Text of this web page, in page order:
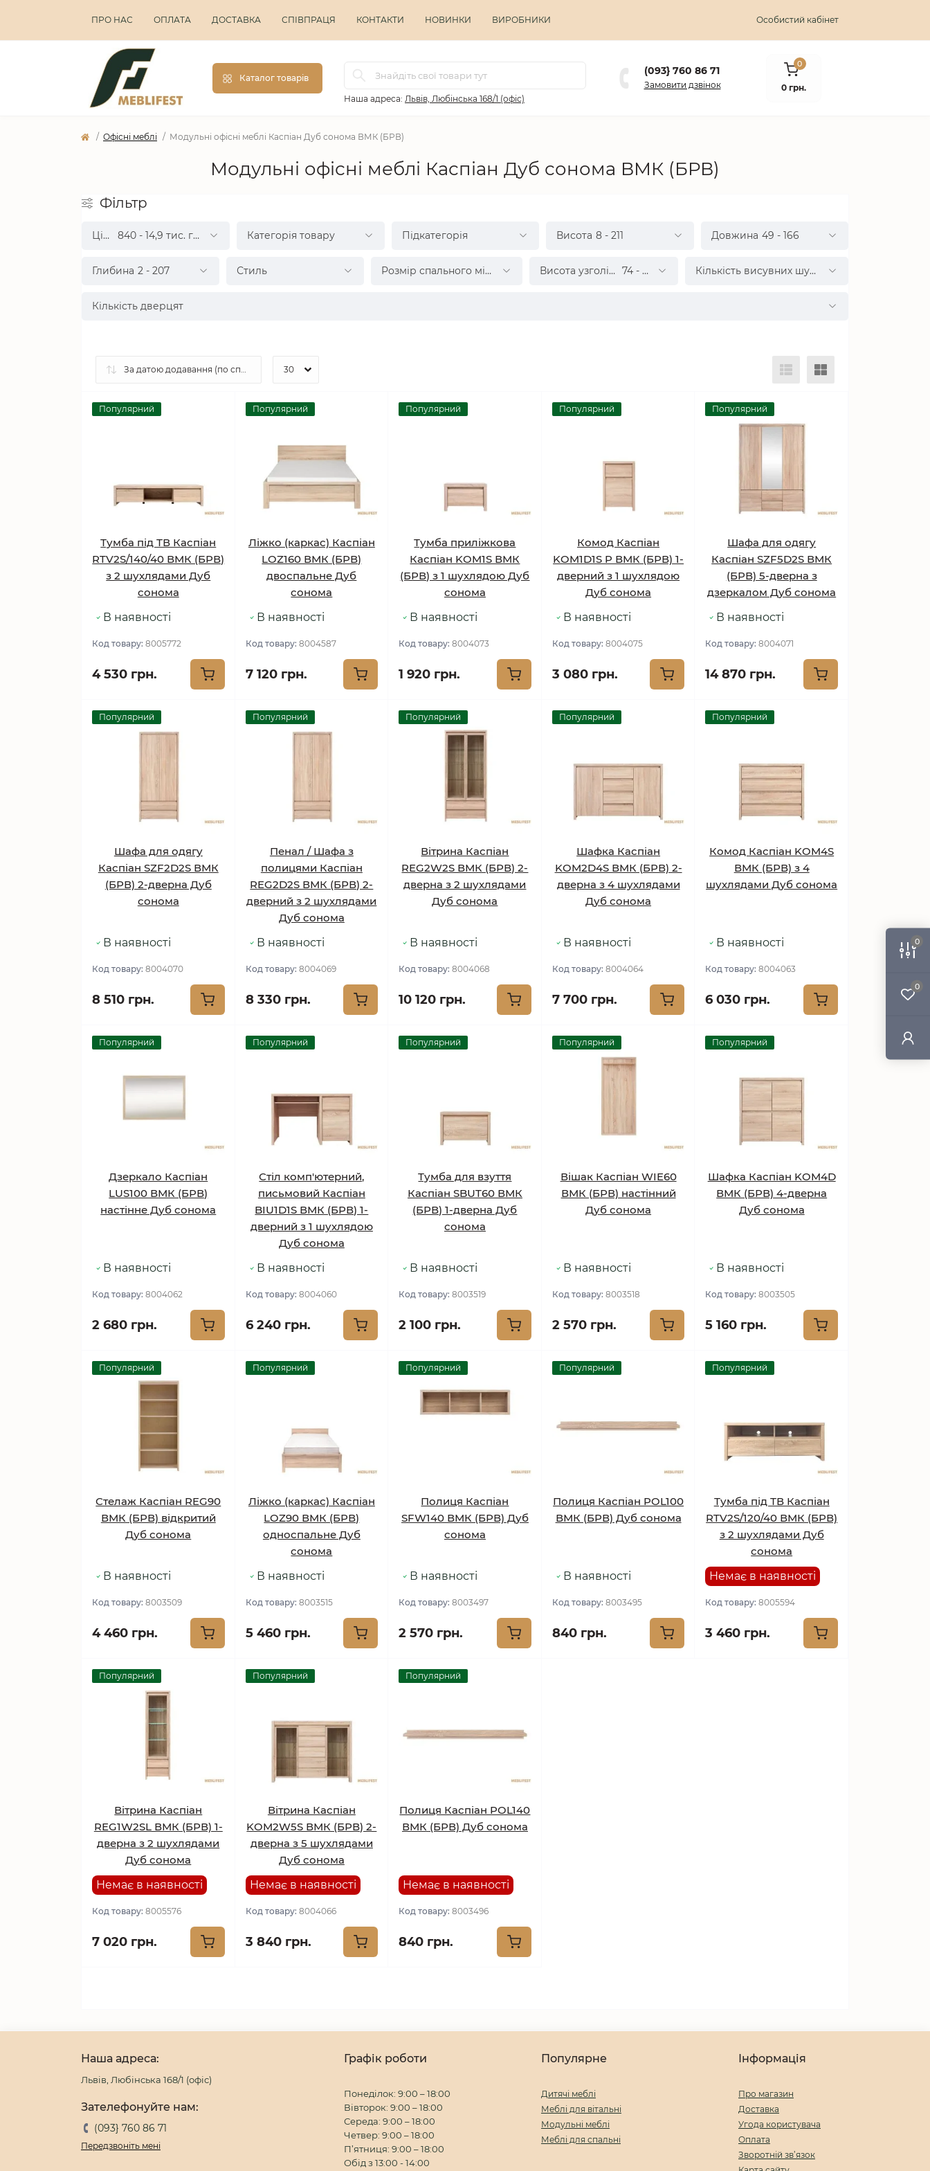
0
0
ПРО НАС ОПЛАТА ДОСТАВКА СПІВПРАЦЯ КОНТАКТИ НОВИНКИ ВИРОБНИКИ Особистий кабінет
Каталог товарів
Наша адреса: Львів, Любінська 168/1 (офіс)
(093} 760 86 71
Замовити дзвінок
0
0 грн.
Офісні меблі Модульні офісні меблі Каспіан Дуб сонома ВМК (БРВ)
Модульні офісні меблі Каспіан Дуб сонома ВМК (БРВ)
Фільтр
840- 14,9 тис. грн.
Ціна Категорія товару Підкатегорія 8 -211
Висота 49 - 166
Довжина
2 - 207
Глибина Стиль Розмір спального місця 74 - 96
Висота узголів'я Кількість висувних шухляд
Кількість дверцят
Популярний
Тумба під ТВ Каспіан
RTV2S/140/40 ВМК (БРВ)
з 2 шухлядами Дуб
сонома
В наявності
Код товару: 8005772
4 530 грн.
Популярний
Ліжко (каркас) Каспіан
LOZ160 ВМК (БРВ)
двоспальне Дуб
сонома
В наявності
Код товару: 8004587
7 120 грн.
Популярний
Тумба приліжкова
Каспіан KOM1S ВМК
(БРВ) з 1 шухлядою Дуб
сонома
В наявності
Код товару:8004073
1 920 грн.
Популярний
Комод Каспіан
KOM1D1S P ВМК (БРВ) 1-
дверний з 1 шухлядою
Дуб сонома
В наявності
Код товару: 8004075
3 080 грн.
Популярний
Шафа для одягу
Каспіан SZF5D2S ВМК
(БРВ) 5-дверна з
дзеркалом Дуб сонома
В наявності
Код товару:8004071
14 870 грн.
Популярний
Шафа для одягу
Каспіан SZF2D2S ВМК
(БРВ) 2-дверна Дуб
сонома
В наявності
Код товару: 8004070
8 510 грн.
Популярний
Пенал / Шафа з
полицями Каспіан
REG2D2S ВМК (БРВ) 2-
дверний з 2 шухлядами
Дуб сонома
В наявності
Код товару: 8004069
8 330 грн.
Популярний
Вітрина Каспіан
REG2W2S ВМК (БРВ) 2-
дверна з 2 шухлядами
Дуб сонома
В наявності
Код товару:8004068
10 120 грн.
Популярний
Шафка Каспіан
KOM2D4S ВМК (БРВ) 2-
дверна з 4 шухлядами
Дуб сонома
В наявності
Код товару: 8004064
7 700 грн.
Популярний
Комод Каспіан KOM4S
ВМК (БРВ) з 4
шухлядами Дуб сонома
В наявності
Код товару:8004063
6 030 грн.
Популярний
Дзеркало Каспіан
LUS100 ВМК (БРВ)
настінне Дуб сонома
В наявності
Код товару: 8004062
2 680 грн.
Популярний
Стіл комп'ютерний,
письмовий Каспіан
BIU1D1S ВМК (БРВ) 1-
дверний з 1 шухлядою
Дуб сонома
В наявності
Код товару: 8004060
6 240 грн.
Популярний
Тумба для взуття
Каспіан SBUT60 ВМК
(БРВ) 1-дверна Дуб
сонома
В наявності
Код товару:8003519
2 100 грн.
Популярний
Вішак Каспіан WIE60
ВМК (БРВ) настінний
Дуб сонома
В наявності
Код товару: 8003518
2 570 грн.
Популярний
Шафка Каспіан KOM4D
ВМК (БРВ) 4-дверна
Дуб сонома
В наявності
Код товару:8003505
5 160 грн.
Популярний
Стелаж Каспіан REG90
ВМК (БРВ) відкритий
Дуб сонома
В наявності
Код товару: 8003509
4 460 грн.
Популярний
Ліжко (каркас) Каспіан
LOZ90 ВМК (БРВ)
односпальне Дуб
сонома
В наявності
Код товару: 8003515
5 460 грн.
Популярний
Полиця Каспіан
SFW140 ВМК (БРВ) Дуб
сонома
В наявності
Код товару:8003497
2 570 грн.
Популярний
Полиця Каспіан POL100
ВМК (БРВ) Дуб сонома
В наявності
Код товару: 8003495
840 грн.
Популярний
Тумба під ТВ Каспіан
RTV2S/120/40 ВМК (БРВ)
з 2 шухлядами Дуб
сонома
Немає в наявності
Код товару:8005594
3 460 грн.
Популярний
Вітрина Каспіан
REG1W2SL ВМК (БРВ) 1-
дверна з 2 шухлядами
Дуб сонома
Немає в наявності
Код товару: 8005576
7 020 грн.
Популярний
Вітрина Каспіан
KOM2W5S ВМК (БРВ) 2-
дверна з 5 шухлядами
Дуб сонома
Немає в наявності
Код товару: 8004066
3 840 грн.
Популярний
Полиця Каспіан POL140
ВМК (БРВ) Дуб сонома
Немає в наявності
Код товару:8003496
840 грн.
Наша адреса:
Львів, Любінська 168/1 (офіс)
Зателефонуйте нам:
(093} 760 86 71
Передзвоніть мені
Графік роботи
Понеділок: 9:00 – 18:00
Вівторок: 9:00 – 18:00
Середа: 9:00 – 18:00
Четвер: 9:00 – 18:00
П’ятниця: 9:00 – 18:00
Обід з 13:00 - 14:00
Популярне
Дитячі меблі
Меблі для вітальні
Модульні меблі
Меблі для спальні
Інформація
Про магазин
Доставка
Угода користувача
Оплата
Зворотній зв’язок